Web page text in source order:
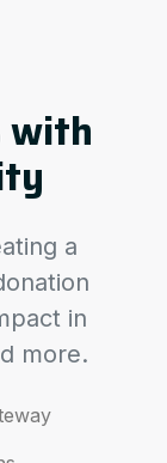
with
a
in
more.